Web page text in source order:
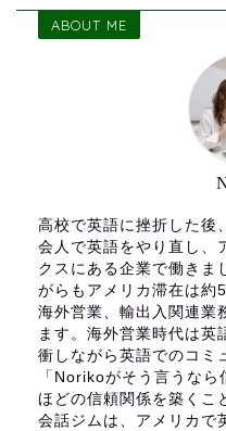
ABOUT ME
高校で英語に挫折した後
会人で英語をやり直し、
クスにある企業で働きま
がらもアメリカ滞在は約
海外営業、輸出入関連業
ます。海外営業時代は英
衝しながら英語でのコミ
「Norikoがそう言うな
ほどの信頼関係を築くこ
会話ジムは、アメリカで